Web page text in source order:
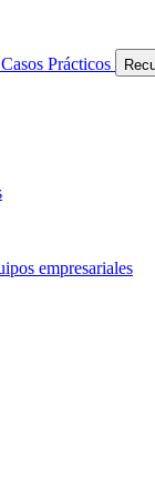
Casos Prácticos
empresariales